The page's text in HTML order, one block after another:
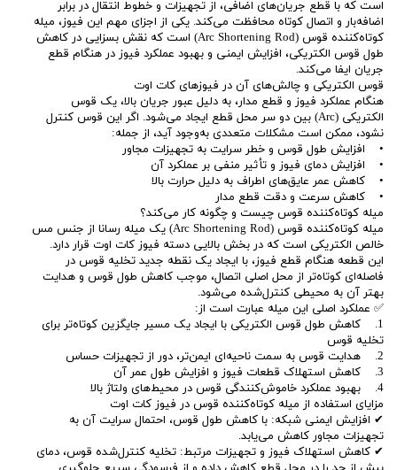
است که با قطع جریان‌های اضافی، از تجهیزات و خطوط انتقال در برابر
اضافه‌بار و اتصال کوتاه محافظت می‌کند. یکی از اجزای مهم این فیوز، میله
کوتاه‌کننده قوس (Arc Shortening Rod) است که نقش بسزایی در کاهش
طول قوس الکتریکی، افزایش ایمنی و بهبود عملکرد فیوز در هنگام قطع
جریان ایفا می‌کند.
قوس الکتریکی و چالش‌های آن در فیوزهای کات اوت
هنگام عملکرد فیوز و قطع مدار، به دلیل عبور جریان بالا، یک قوس
الکتریکی (Arc) بین دو سر محل قطع ایجاد می‌شود. اگر این قوس کنترل
نشود، ممکن است مشکلات متعددی به‌وجود آید، از جمله:
• افزایش طول قوس و خطر سرایت به تجهیزات مجاور
• افزایش دمای فیوز و تأثیر منفی بر عملکرد آن
• کاهش عمر عایق‌های اطراف به دلیل حرارت بالا
• کاهش سرعت و دقت قطع مدار
میله کوتاه‌کننده قوس چیست و چگونه کار می‌کند؟
میله کوتاه‌کننده قوس (Arc Shortening Rod) یک میله رسانا از جنس مس
خالص الکتریکی است که در بخش بالایی دسته فیوز کات اوت قرار دارد.
این قطعه هنگام قطع فیوز، با ایجاد یک نقطه جدید تخلیه قوس در
فاصله‌ای کوتاه‌تر از محل اصلی اتصال، موجب کاهش طول قوس و هدایت
بهتر آن به محیطی کنترل‌شده می‌شود.
✅ عملکرد اصلی این میله عبارت است از:
1. کاهش طول قوس الکتریکی با ایجاد یک مسیر جایگزین کوتاه‌تر برای
تخلیه قوس
2. هدایت قوس به سمت ناحیه‌ای ایمن‌تر، دور از تجهیزات حساس
3. کاهش استهلاک قطعات فیوز و افزایش طول عمر آن
4. بهبود عملکرد خاموش‌کنندگی قوس در محیط‌های ولتاژ بالا
مزایای استفاده از میله کوتاه‌کننده قوس در فیوز کات اوت
✔ افزایش ایمنی شبکه: با کاهش طول قوس، احتمال سرایت آن به
تجهیزات مجاور کاهش می‌یابد.
✔ کاهش استهلاک فیوز و تجهیزات مرتبط: تخلیه کنترل‌شده قوس، دمای